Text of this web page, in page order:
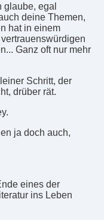
egal
deine Themen,
hat in einem
Ganz oft nur mehr
Schritt, der
drüber rät.
ja doch auch,
eines der
ins Leben